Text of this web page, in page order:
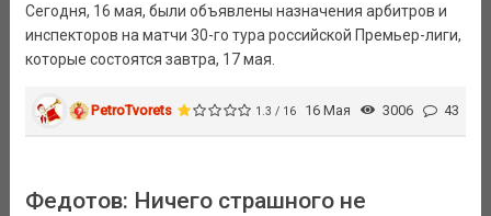
Сегодня, 16 мая, были объявлены назначения арбитров и
инспекторов на матчи 30-го тура российской Премьер-лиги,
которые состоятся завтра, 17 мая.
PetroTvorets 1.3 / 16 16 Мая 3006 43
Федотов: Ничего страшного не